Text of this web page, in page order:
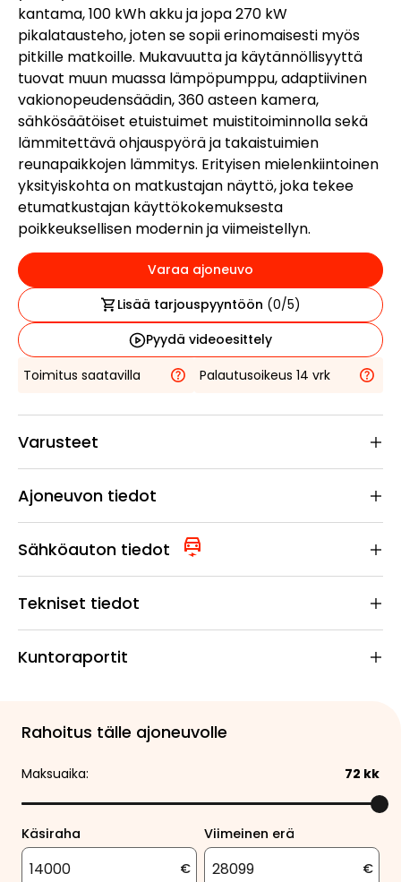
kantama, 100 kWh akku ja jopa 270 kW
pikalatausteho, joten se sopii erinomaisesti myös
pitkille matkoille. Mukavuutta ja käytännöllisyyttä
tuovat muun muassa lämpöpumppu, adaptiivinen
vakionopeudensäädin, 360 asteen kamera,
sähkösäätöiset etuistuimet muistitoiminnolla sekä
lämmitettävä ohjauspyörä ja takaistuimien
reunapaikkojen lämmitys. Erityisen mielenkiintoinen
yksityiskohta on matkustajan näyttö, joka tekee
etumatkustajan käyttökokemuksesta
poikkeuksellisen modernin ja viimeistellyn.
Varaa ajoneuvo
Lisää tarjouspyyntöön (0/5)
Pyydä videoesittely
Toimitus saatavilla
Palautusoikeus 14 vrk
Varusteet
Ajoneuvon tiedot
Sähköauton tiedot
Tekniset tiedot
Kuntoraportit
Rahoitus tälle ajoneuvolle
Maksuaika: 72 kk
Käsiraha
€
Viimeinen erä
€